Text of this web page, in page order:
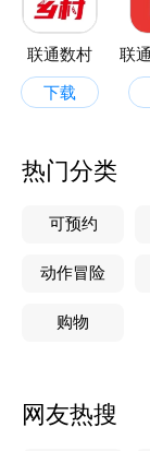
联通数村
下载
热门分类
可预约
动作冒险
购物
网友热搜